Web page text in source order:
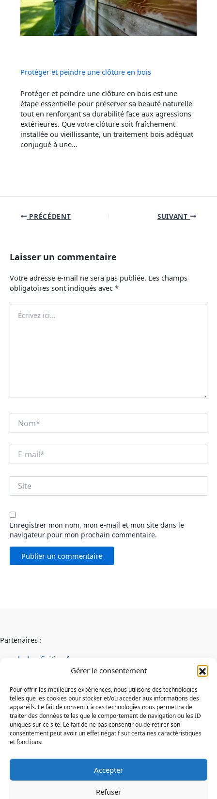
Gérer le consentement
Pour offrir les meilleures expériences, nous utilisons des technologies
telles que les cookies pour stocker et/ou accéder aux informations des
appareils. Le fait de consentir à ces technologies nous permettra de
traiter des données telles que le comportement de navigation ou les ID
uniques sur ce site. Le fait de ne pas consentir ou de retirer son
consentement peut avoir un effet négatif sur certaines caractéristiques
et fonctions.
Accepter
Refuser
Protéger et peindre une clôture en bois
Protéger et peindre une clôture en bois est une
étape essentielle pour préserver sa beauté naturelle
tout en renforçant sa durabilité face aux agressions
extérieures. Que votre clôture soit fraîchement
installée ou vieillissante, un traitement bois adéquat
conjugué à une…
PRÉCÉDENT SUIVANT
Laisser un commentaire
Votre adresse e-mail ne sera pas publiée. Les champs
obligatoires sont indiqués avec *
ici…
mail*
Enregistrer mon nom, mon e-mail et mon site dans le
navigateur pour mon prochain commentaire.
Partenaires :
ab-decofinition.fr
fiaultetfreres
infinideco
Contact
Mentions légales
Conditions générales d'utilisation
Conditions générales de vente
Politique de confidentialité